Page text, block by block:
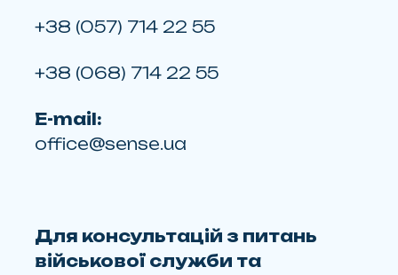
+38 (057) 714 22 55
+38 (068) 714 22 55
E-mail:
office@sense.ua
Для консультацій з питань
військової служби та